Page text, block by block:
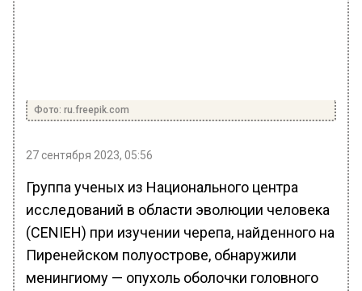
Фото: ru.freepik.com
27 сентября 2023, 05:56
Группа ученых из Национального центра
исследований в области эволюции человека
(CENIEH) при изучении черепа, найденного на
Пиренейском полуострове, обнаружили
менингиому — опухоль оболочки головного